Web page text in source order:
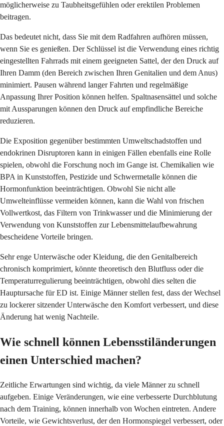
möglicherweise zu Taubheitsgefühlen oder erektilen Problemen
beitragen.
Das bedeutet nicht, dass Sie mit dem Radfahren aufhören müssen,
wenn Sie es genießen. Der Schlüssel ist die Verwendung eines richtig
eingestellten Fahrrads mit einem geeigneten Sattel, der den Druck auf
Ihren Damm (den Bereich zwischen Ihren Genitalien und dem Anus)
minimiert. Pausen während langer Fahrten und regelmäßige
Anpassung Ihrer Position können helfen. Spaltnasensättel und solche
mit Aussparungen können den Druck auf empfindliche Bereiche
reduzieren.
Die Exposition gegenüber bestimmten Umweltschadstoffen und
endokrinen Disruptoren kann in einigen Fällen ebenfalls eine Rolle
spielen, obwohl die Forschung noch im Gange ist. Chemikalien wie
BPA in Kunststoffen, Pestizide und Schwermetalle können die
Hormonfunktion beeinträchtigen. Obwohl Sie nicht alle
Umwelteinflüsse vermeiden können, kann die Wahl von frischen
Vollwertkost, das Filtern von Trinkwasser und die Minimierung der
Verwendung von Kunststoffen zur Lebensmittelaufbewahrung
bescheidene Vorteile bringen.
Sehr enge Unterwäsche oder Kleidung, die den Genitalbereich
chronisch komprimiert, könnte theoretisch den Blutfluss oder die
Temperaturregulierung beeinträchtigen, obwohl dies selten die
Hauptursache für ED ist. Einige Männer stellen fest, dass der Wechsel
zu lockerer sitzender Unterwäsche den Komfort verbessert, und diese
Änderung hat wenig Nachteile.
Wie schnell können Lebensstiländerungen
einen Unterschied machen?
Zeitliche Erwartungen sind wichtig, da viele Männer zu schnell
aufgeben. Einige Veränderungen, wie eine verbesserte Durchblutung
nach dem Training, können innerhalb von Wochen eintreten. Andere
Vorteile, wie Gewichtsverlust, der den Hormonspiegel verbessert, oder